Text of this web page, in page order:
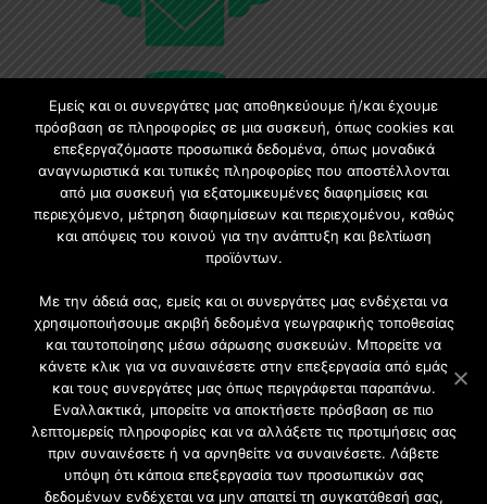
Εγγραφή στο Newsletter
Γίνετε μέλος της μεγαλύτερης διαδικτυακής κοινότητας, ειδικά
για αρχιτέκτονες, σχεδιαστές και λάτρεις της κατασκευής και
Εμείς και οι συνεργάτες μας αποθηκεύουμε ή/και έχουμε
πρόσβαση σε πληροφορίες σε μια συσκευή, όπως cookies και
επεξεργαζόμαστε προσωπικά δεδομένα, όπως μοναδικά
αναγνωριστικά και τυπικές πληροφορίες που αποστέλλονται
από μια συσκευή για εξατομικευμένες διαφημίσεις και
περιεχόμενο, μέτρηση διαφημίσεων και περιεχομένου, καθώς
και απόψεις του κοινού για την ανάπτυξη και βελτίωση
προϊόντων.
Με την άδειά σας, εμείς και οι συνεργάτες μας ενδέχεται να
χρησιμοποιήσουμε ακριβή δεδομένα γεωγραφικής τοποθεσίας
και ταυτοποίησης μέσω σάρωσης συσκευών. Μπορείτε να
κάνετε κλικ για να συναινέσετε στην επεξεργασία από εμάς
και τους συνεργάτες μας όπως περιγράφεται παραπάνω.
Εναλλακτικά, μπορείτε να αποκτήσετε πρόσβαση σε πιο
λεπτομερείς πληροφορίες και να αλλάξετε τις προτιμήσεις σας
πριν συναινέσετε ή να αρνηθείτε να συναινέσετε. Λάβετε
υπόψη ότι κάποια επεξεργασία των προσωπικών σας
δεδομένων ενδέχεται να μην απαιτεί τη συγκατάθεσή σας,